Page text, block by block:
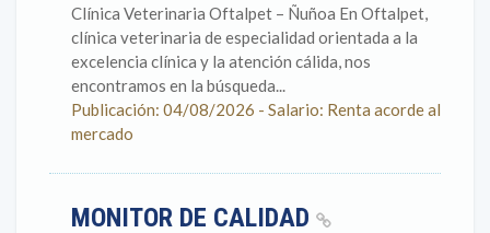
Clínica Veterinaria Oftalpet – Ñuñoa En Oftalpet,
clínica veterinaria de especialidad orientada a la
excelencia clínica y la atención cálida, nos
encontramos en la búsqueda...
Publicación: 04/08/2026 - Salario: Renta acorde al
mercado
MONITOR DE CALIDAD